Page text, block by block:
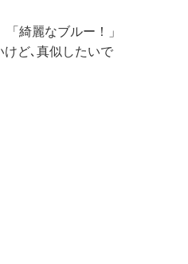
綺麗なブルー！」
けど､真似したいで